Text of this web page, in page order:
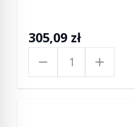
305,09 zł